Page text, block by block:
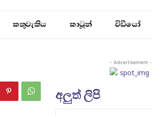
කතුවැකිය කාටූන් විඩීයෝ
- Advertisement -
අලුත් ලිපි